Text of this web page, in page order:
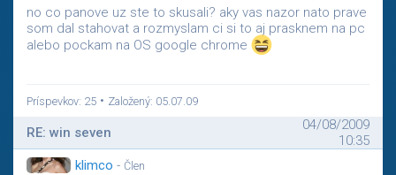
no co panove uz ste to skusali? aky vas nazor nato prave
som dal stahovat a rozmyslam ci si to aj prasknem na pc
alebo pockam na OS google chrome
Príspevkov: 25 • Založený: 05.07.09
RE: win seven
04/08/2009
10:35
klimco - Člen